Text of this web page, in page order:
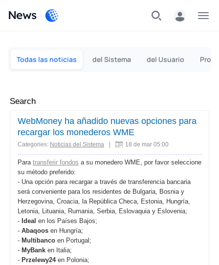
News
Todas las noticias del Sistema del Usuario
Search
WebMoney ha añadido nuevas opciones para
recargar los monederos WME
Categories: Noticias del Sistema 18 de mar 05:00
Para transferir fondos a su monedero WME, por favor seleccione
su método preferido:
- Una opción para recargar a través de transferencia bancaria
será conveniente para los residentes de Bulgaria, Bosnia y
Herzegovina, Croacia, la República Checa, Estonia, Hungría,
Letonia, Lituania, Rumania, Serbia, Eslovaquia y Eslovenia;
- Ideal en los Países Bajos;
- Abaqoos en Hungría;
- Multibanco en Portugal;
- MyBank en Italia;
- Przelewy24en Polonia;